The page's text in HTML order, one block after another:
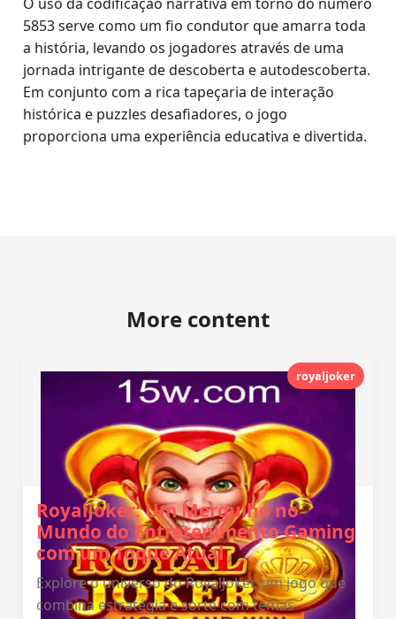
5853 serve como um fio condutor que amarra toda
a história, levando os jogadores através de uma
jornada intrigante de descoberta e autodescoberta.
Em conjunto com a rica tapeçaria de interação
histórica e puzzles desafiadores, o jogo
proporciona uma experiência educativa e divertida.
More content
royaljoker
RoyalJoker: Um Mergulho no
Mundo do Entretenimento Gaming
com um Toque Atual
Explore o universo do RoyalJoker, um jogo que
combina estratégia e sorte com temas